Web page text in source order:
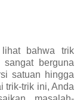
bahwa trik
berguna
satuan hingga
trik-trik ini, Anda